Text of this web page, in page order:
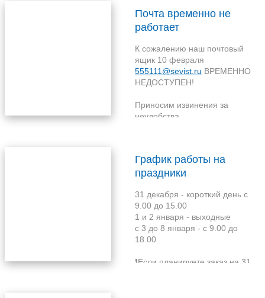
Почта временно не
работает
К сожалению наш почтовый
ящик 10 февраля
555111@sevist.ru ВРЕМЕННО
НЕДОСТУПЕН!
Приносим извинения за
неудобства
Пожалуйста, если Вы писали
нам сегодня и это срочно -
доступным способом:
График работы на
праздники
31 декабря - короткий день с
9.00 до 15.00
1 и 2 января - выходные
с 3 до 8 января - с 9.00 до
18.00
❗Если планируете заказ на 31